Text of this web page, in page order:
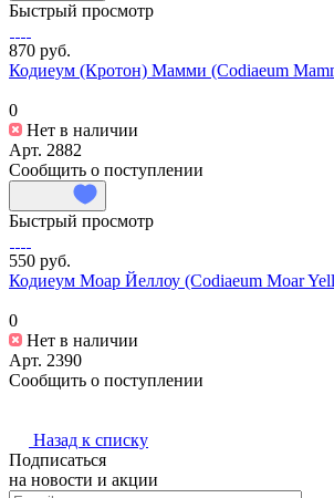
Быстрый просмотр
870 руб.
Кодиеум (Кротон) Мамми (Codiaeum
0
Нет в наличии
Арт. 2882
Сообщить о поступлении
Быстрый просмотр
550 руб.
Кодиеум Моар Йеллоу (Codiaeum Moar
0
Нет в наличии
Арт. 2390
Сообщить о поступлении
Назад к списку
Подписаться
на новости и акции